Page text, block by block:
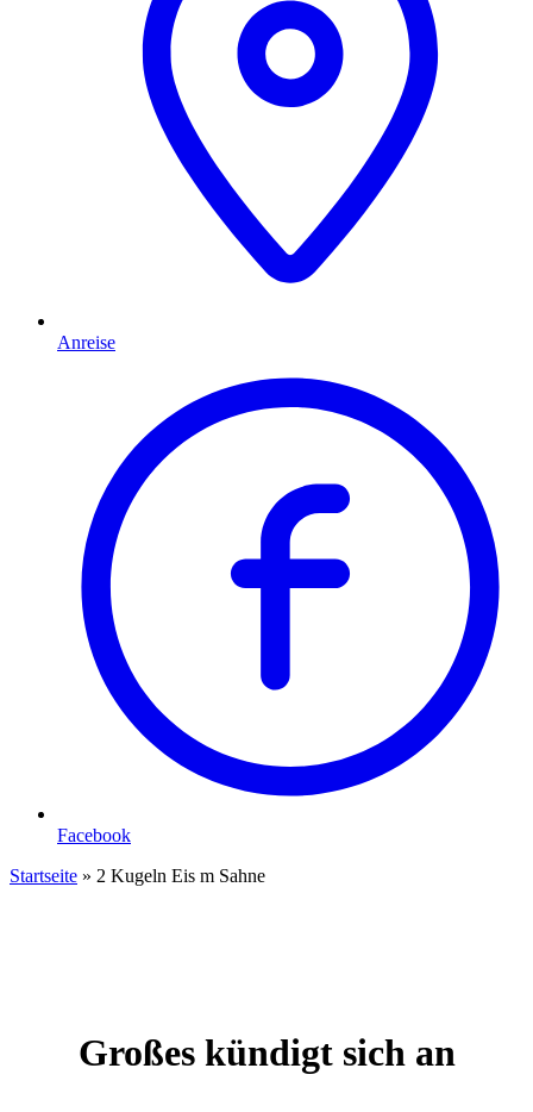
Anreise
Facebook
Startseite » 2 Kugeln Eis m Sahne
Großes kündigt sich an